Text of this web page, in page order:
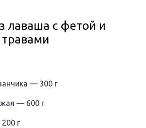
лаваша с фетой и
— 300 г
— 600 г
г